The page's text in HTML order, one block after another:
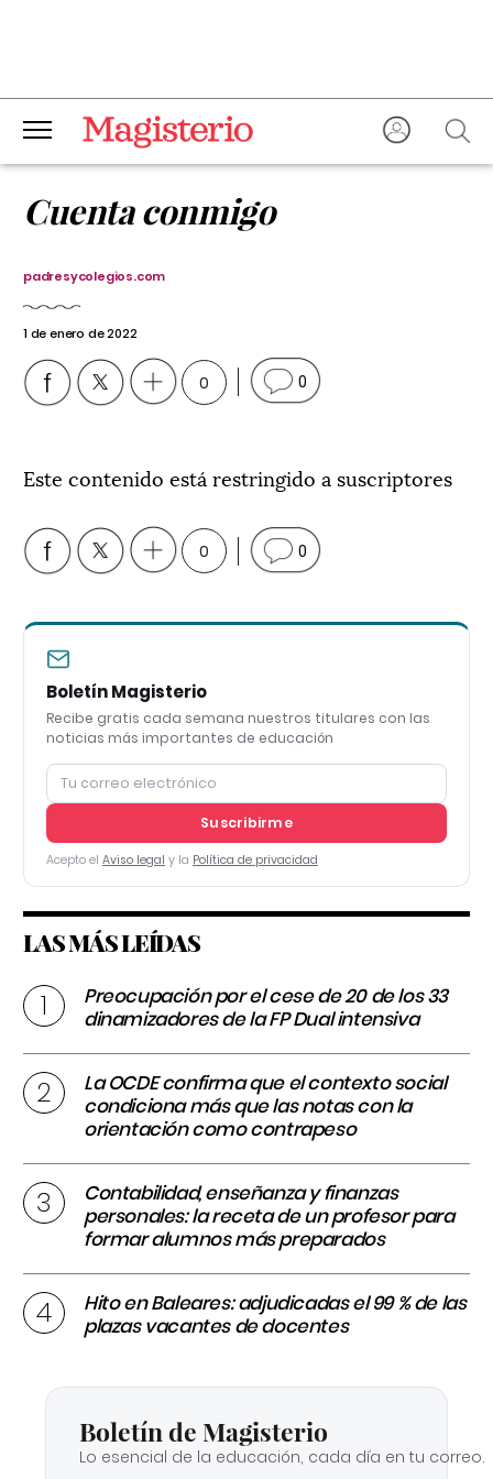
Cuenta conmigo
padresycolegios.com
1 de enero de 2022
0 0
Este contenido está restringido a suscriptores
0 0
Boletín Magisterio
Recibe gratis cada semana nuestros titulares con las
noticias más importantes de educación
Suscribirme
Acepto el Aviso legal y la Política de privacidad
LAS MÁS LEÍDAS
Preocupación por el cese de 20 de los 33
dinamizadores de la FP Dual intensiva
La OCDE confirma que el contexto social
condiciona más que las notas con la
orientación como contrapeso
Contabilidad, enseñanza y finanzas
personales: la receta de un profesor para
formar alumnos más preparados
Hito en Baleares: adjudicadas el 99 % de las
plazas vacantes de docentes
Boletín de Magisterio
Lo esencial de la educación, cada día en tu correo.